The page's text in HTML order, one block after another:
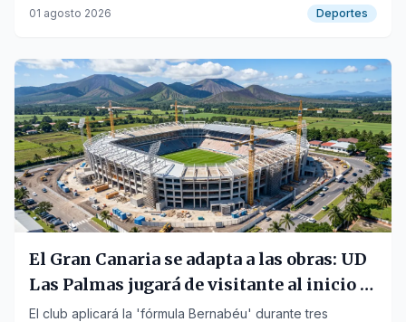
individual.
01 agosto 2026 Deportes
El Gran Canaria se adapta a las obras: UD
Las Palmas jugará de visitante al inicio y
final de temporada
El club aplicará la 'fórmula Bernabéu' durante tres